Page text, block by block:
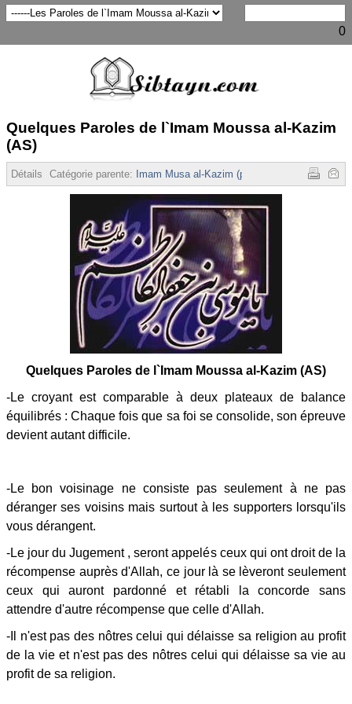
0
Quelques Paroles de l`Imam Moussa al-Kazim
(AS)
Détails Catégorie parente: Imam Musa al-Kazim (p) Affichages :16805
Quelques Paroles de l`Imam Moussa al-Kazim (AS)
-Le croyant est comparable à deux plateaux de balance
équilibrés : Chaque fois que sa foi se consolide, son épreuve
devient autant difficile.
-Le bon voisinage ne consiste pas seulement à ne pas
déranger ses voisins mais surtout à les supporters lorsqu'ils
vous dérangent.
-Le jour du Jugement , seront appelés ceux qui ont droit de la
récompense auprès d'Allah, ce jour là se lèveront seulement
ceux qui auront pardonné et rétabli la concorde sans
attendre d'autre récompense que celle d'Allah.
-Il n'est pas des nôtres celui qui délaisse sa religion au profit
de la vie et n'est pas des nôtres celui qui délaisse sa vie au
profit de sa religion.